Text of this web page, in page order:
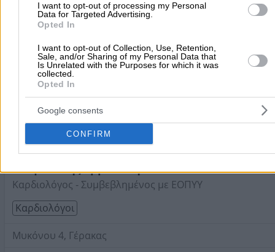
I want to opt-out of processing my Personal
Data for Targeted Advertising.
Opted In
I want to opt-out of Collection, Use, Retention,
Sale, and/or Sharing of my Personal Data that
Is Unrelated with the Purposes for which it was
collected.
Opted In
Google consents
CONFIRM
Τηλέφωνο: 2295052929
Στοιχεία αναζήτησης:
Μέξης Ευάγγελος Γ.
Καρδιολόγος
Καρδιολόγοι
Δαμιανού 2, Νέα Μάκρη
Τηλέφωνο:2294069128
Στοιχεία αναζήτησης:Καρδιολόγοι , Ανατολική Αττική
Στεφανάκης Εμμανουήλ Κ.
Καρδιολόγος - Συμβεβλημένος με ΕΟΠΥΥ
Καρδιολόγοι
Μυκόνου 4, Γέρακας